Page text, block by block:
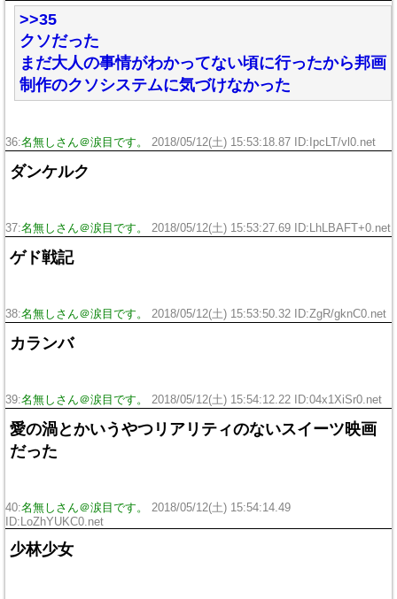
>>35
クソだった
まだ大人の事情がわかってない頃に行ったから邦画
制作のクソシステムに気づけなかった
36:名無しさん＠涙目です。 2018/05/12(土) 15:53:18.87 ID:IpcLT/vl0.net
ダンケルク
37:名無しさん＠涙目です。 2018/05/12(土) 15:53:27.69 ID:LhLBAFT+0.net
ゲド戦記
38:名無しさん＠涙目です。 2018/05/12(土) 15:53:50.32 ID:ZgR/gknC0.net
カランバ
39:名無しさん＠涙目です。 2018/05/12(土) 15:54:12.22 ID:04x1XiSr0.net
愛の渦とかいうやつリアリティのないスイーツ映画
だった
40:名無しさん＠涙目です。
2018/05/12(土) 15:54:14.49
ID:LoZhYUKC0.net
少林少女